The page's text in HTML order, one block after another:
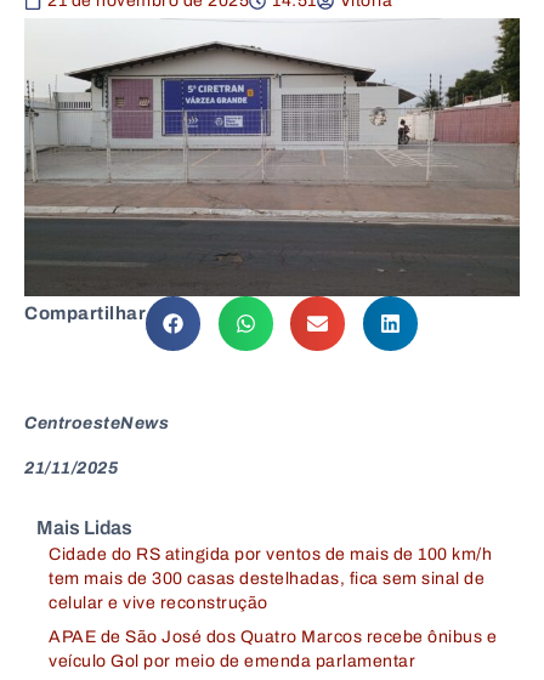
Compartilhar
CentroesteNews
21/11/2025
Mais Lidas
Cidade do RS atingida por ventos de mais de 100 km/h
tem mais de 300 casas destelhadas, fica sem sinal de
celular e vive reconstrução
APAE de São José dos Quatro Marcos recebe ônibus e
veículo Gol por meio de emenda parlamentar